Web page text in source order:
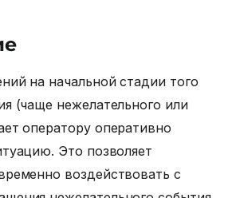
на начальной стадии того
(чаще нежелательного или
оператору оперативно
Это позволяет
воздействовать с